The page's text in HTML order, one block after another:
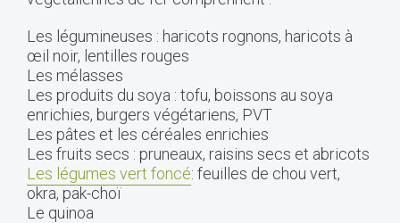
Les légumineuses : haricots rognons, haricots à
œil noir, lentilles rouges
Les mélasses
Les produits du soya : tofu, boissons au soya
enrichies, burgers végétariens, PVT
Les pâtes et les céréales enrichies
Les fruits secs : pruneaux, raisins secs et abricots
Les légumes vert foncé: feuilles de chou vert,
okra, pak-choï
Le quinoa